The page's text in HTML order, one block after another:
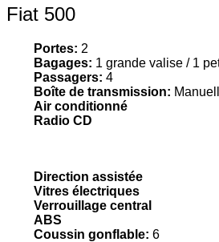
Fiat 500
Portes: 2
Bagages: 1 grande valise / 1
Passagers: 4
Boîte de transmission:
Air conditionné
Radio CD
Direction assistée
Vitres électriques
Verrouillage central
ABS
Coussin gonflable:6